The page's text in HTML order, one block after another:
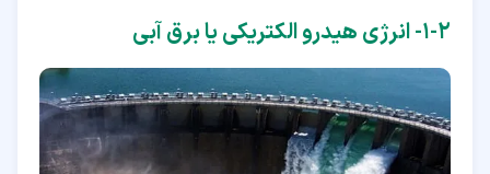
۲‏-‏۱‏- انرژی هیدرو الکتریکی یا برق آبی